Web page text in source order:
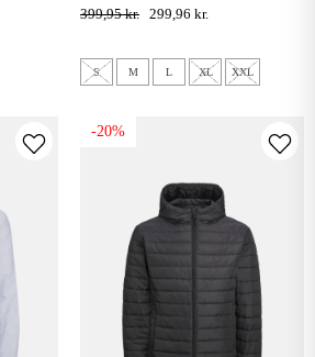
399,95 kr. 299,96 kr.
S M L XL XXL
-20%